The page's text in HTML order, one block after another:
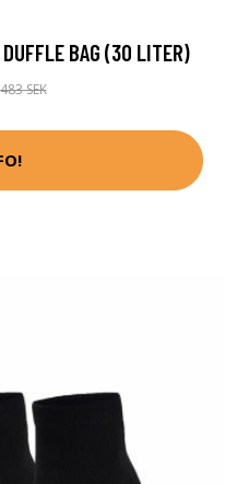
DUFFLE BAG (30 LITER)
483 SEK